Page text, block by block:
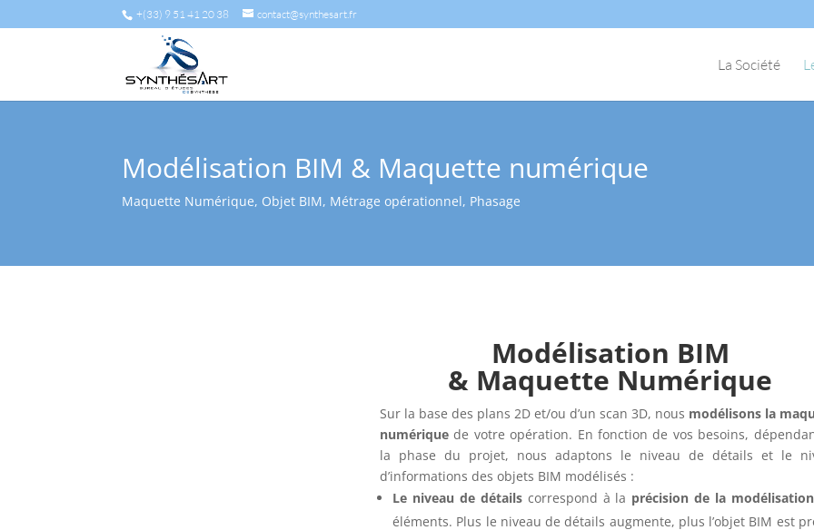
+(33) 9 51 41 20 38 contact@synthesart.fr
La Société
Modélisation BIM & Maquette numérique
Maquette Numérique, Objet BIM, Métrage opérationnel, Phasage
Modélisation BIM
& Maquette Numérique
Sur la base des plans 2D et/ou d’un scan 3D, nous modélisons la
numériquede votre opération. En fonction de vos besoins,
la phase du projet, nous adaptons le niveau de détails et le
d’informations des objets BIM modélisés :
Le niveau de détailscorrespond à la précision de la modélisation
éléments. Plus le niveau de détails augmente, plus l’objet BIM est